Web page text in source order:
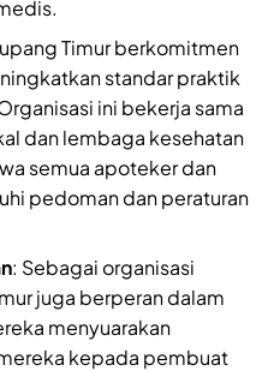
Timur berkomitmen
standar praktik
ini bekerja sama
dan lembaga kesehatan
semua apoteker dan
pedoman dan peraturan
: Sebagai organisasi
juga berperan dalam
menyuarakan
kepada pembuat